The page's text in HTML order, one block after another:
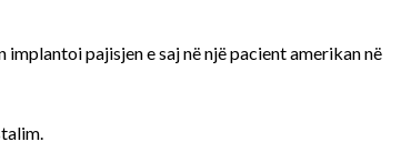
pajisjen e saj në një pacient amerikan në